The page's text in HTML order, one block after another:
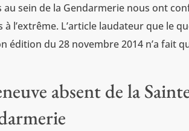
au sein de la Gendarmerie nous ont
à l’extrême. L’article laudateur que le
édition du 28 novembre 2014 n’a fait
absent de la